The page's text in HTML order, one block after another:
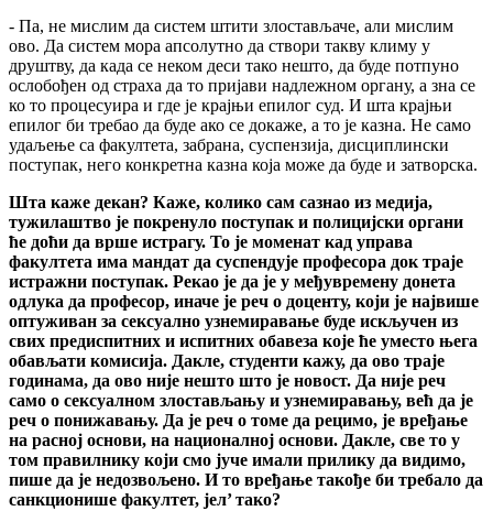
- Па, не мислим да систем штити злостављаче, али мислим
ово. Да систем мора апсолутно да створи такву климу у
друштву, да када се неком деси тако нешто, да буде потпуно
ослобођен од страха да то пријави надлежном органу, а зна се
ко то процесуира и где је крајњи епилог суд. И шта крајњи
епилог би требао да буде ако се докаже, а то је казна. Не само
удаљење са факултета, забрана, суспензија, дисциплински
поступак, него конкретна казна која може да буде и затворска.
Шта каже декан? Каже, колико сам сазнао из медија,
тужилаштво је покренуло поступак и полицијски органи
ће доћи да врше истрагу. То је моменат кад управа
факултета има мандат да суспендује професора док траје
истражни поступак. Рекао је да је у међувремену донета
одлука да професор, иначе је реч о доценту, који је највише
оптуживан за сексуално узнемиравање буде искључен из
свих предиспитних и испитних обавеза које ће уместо њега
обављати комисија. Дакле, студенти кажу, да ово траје
годинама, да ово није нешто што је новост. Да није реч
само о сексуалном злостављању и узнемиравању, већ да је
реч о понижавању. Да је реч о томе да рецимо, је вређање
на расној основи, на националној основи. Дакле, све то у
том правилнику који смо јуче имали прилику да видимо,
пише да је недозвољено. И то вређање такође би требало да
санкционише факултет, јел’ тако?